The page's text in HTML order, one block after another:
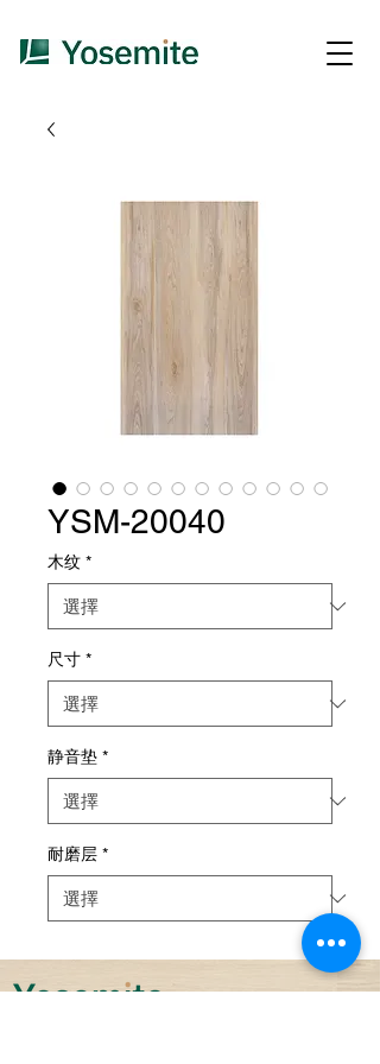
YSM-20040
木纹 *
尺寸 *
静音垫 *
耐磨层 *